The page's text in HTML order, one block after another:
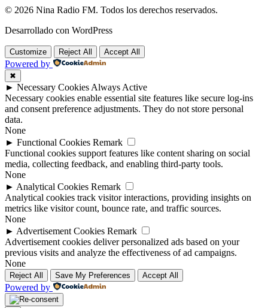
© 2026 Nina Radio FM. Todos los derechos reservados.
Desarrollado con WordPress
Customize Reject All Accept All
Powered by
✖
► Necessary Cookies Always Active
Necessary cookies enable essential site features like secure log-ins
and consent preference adjustments. They do not store personal
data.
None
► Functional Cookies Remark
Functional cookies support features like content sharing on social
media, collecting feedback, and enabling third-party tools.
None
► Analytical Cookies Remark
Analytical cookies track visitor interactions, providing insights on
metrics like visitor count, bounce rate, and traffic sources.
None
► Advertisement Cookies Remark
Advertisement cookies deliver personalized ads based on your
previous visits and analyze the effectiveness of ad campaigns.
None
Reject All Save My Preferences Accept All
Powered by